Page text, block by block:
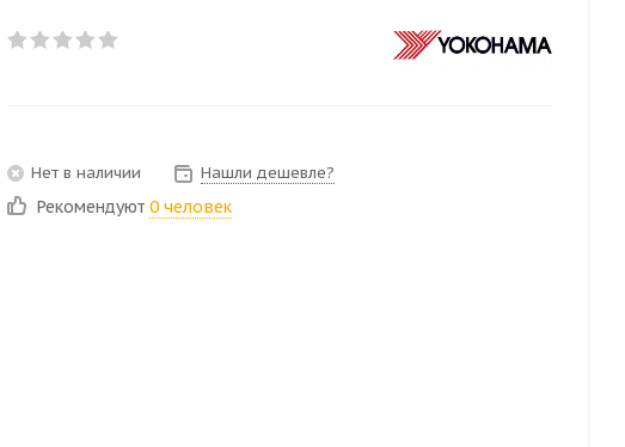
Нет в наличии Нашли дешевле?
Рекомендуют 0 человек